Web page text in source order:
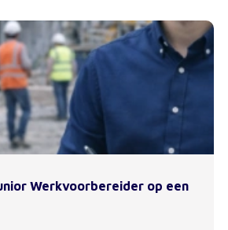
Werkvoorbereider op een